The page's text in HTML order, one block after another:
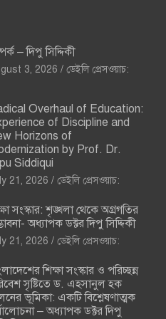
– দিপু সিদ্দিকী
3, 2026 ডেইলি প্রেসওয়াচ:
Overhaul of Education:
of Discipline and
Horizons of
by Prof. Dr.
Siddiqui
21, 2026 ডেইলি প্রেসওয়াচ:
সংস্কার: শৃঙ্খলা থেকে অগ্রগতির
অধ্যাপক ডক্টর দিপু সিদ্দিকী
21, 2026 ডেইলি প্রেসওয়াচ:
শিক্ষা সংস্কার ও পরিচ্ছন্ন
সৃষ্টিতে ড. এহসানুল হক
ভূমিকা: একটি বিশ্লেষণাত্মক
– অধ্যাপক ডক্টর দিপু